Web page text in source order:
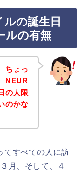
の誕生日
ルの有無
ちょっ
NEUR
の人限
のかな
てすべての人に訪
月、そして、４